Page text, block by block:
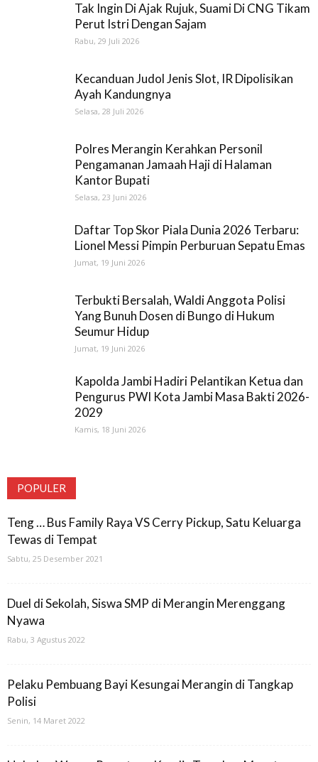
Tak Ingin Di Ajak Rujuk, Suami Di CNG Tikam
Perut Istri Dengan Sajam
Rabu, 29 Juli 2026
Kecanduan Judol Jenis Slot, IR Dipolisikan
Ayah Kandungnya
Selasa, 28 Juli 2026
Polres Merangin Kerahkan Personil
Pengamanan Jamaah Haji di Halaman
Kantor Bupati
Selasa, 23 Juni 2026
Daftar Top Skor Piala Dunia 2026 Terbaru:
Lionel Messi Pimpin Perburuan Sepatu Emas
Jumat, 19 Juni 2026
Terbukti Bersalah, Waldi Anggota Polisi
Yang Bunuh Dosen di Bungo di Hukum
Seumur Hidup
Jumat, 19 Juni 2026
Kapolda Jambi Hadiri Pelantikan Ketua dan
Pengurus PWI Kota Jambi Masa Bakti 2026-
2029
Kamis, 18 Juni 2026
POPULER
Teng … Bus Family Raya VS Cerry Pickup, Satu Keluarga
Tewas di Tempat
Sabtu, 25 Desember 2021
Duel di Sekolah, Siswa SMP di Merangin Merenggang
Nyawa
Rabu, 3 Agustus 2022
Pelaku Pembuang Bayi Kesungai Merangin di Tangkap
Polisi
Senin, 14 Maret 2022